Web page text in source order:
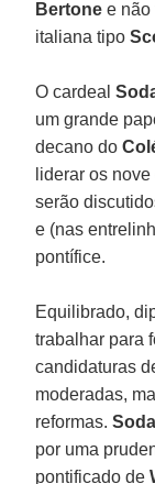
Bertonee não
italiana tipo
O cardeal
um grande
decano do
liderar os
serão
e (nas
pontífice.
Equilibrado,
trabalhar para
candidaturas
moderadas,
reformas.
por uma
pontificado de